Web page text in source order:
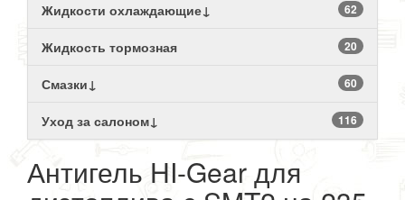
Жидкости охлаждающие↓ 62
Жидкость тормозная 20
Смазки↓ 60
Уход за салоном↓ 116
Антигель HI-Gear для